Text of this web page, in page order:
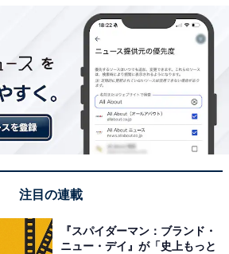
注目の連載
『スパイダーマン：ブランド・
ニュー・デイ』が「史上もっと